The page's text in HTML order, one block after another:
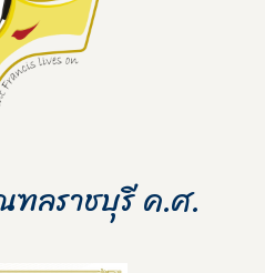
ลราชบุรี ค.ศ.